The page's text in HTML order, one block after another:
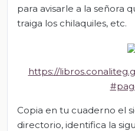
para avisarle a la señora
traiga los chilaquiles, etc.
https://
Copia en tu cuaderno el
directorio, identifica la